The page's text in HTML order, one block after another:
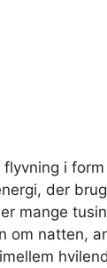
flyvning i
der
mange
om natten,